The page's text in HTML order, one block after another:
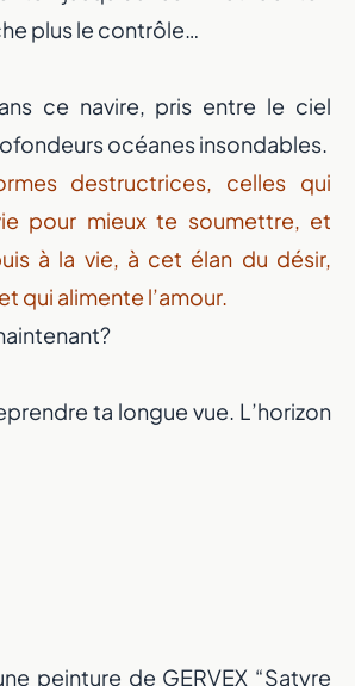
plus le contrôle…
ce navire, pris entre le ciel
océanes insondables.
destructrices, celles qui
pour mieux te soumettre, et
à la vie, à cet élan du désir,
qui alimente l’amour.
ta longue vue. L’horizon
peinture de GERVEX “Satyre